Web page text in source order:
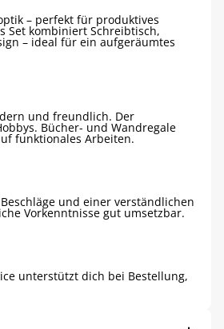
– perfekt für produktives
Set kombiniert Schreibtisch,
– ideal für ein aufgeräumtes
und freundlich. Der
Bücher- und Wandregale
funktionales Arbeiten.
und einer verständlichen
Vorkenntnisse gut umsetzbar.
unterstützt dich bei Bestellung,